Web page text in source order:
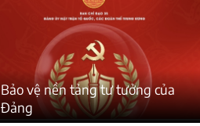
Bảo vệ nền tảng tư tưởng của
Đảng